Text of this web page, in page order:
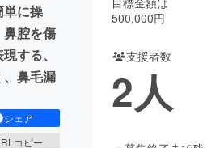
地域活性化
Good
CAMPFIRE Creation
と納税machi-ya コミュニティ
単に操
腔を傷
する、
鼻毛漏
シェア
コピー
500,000円
支援者数
2人